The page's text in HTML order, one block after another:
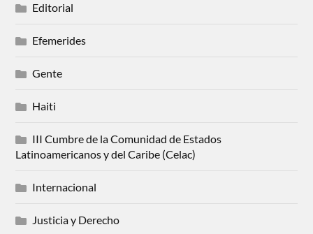
Editorial
Efemerides
Gente
Haiti
III Cumbre de la Comunidad de Estados
Latinoamericanos y del Caribe (Celac)
Internacional
Justicia y Derecho